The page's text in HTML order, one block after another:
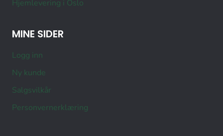
Hjemlevering i Oslo
MINE SIDER
Logg inn
Ny kunde
Salgsvilkår
Personvernerklæring